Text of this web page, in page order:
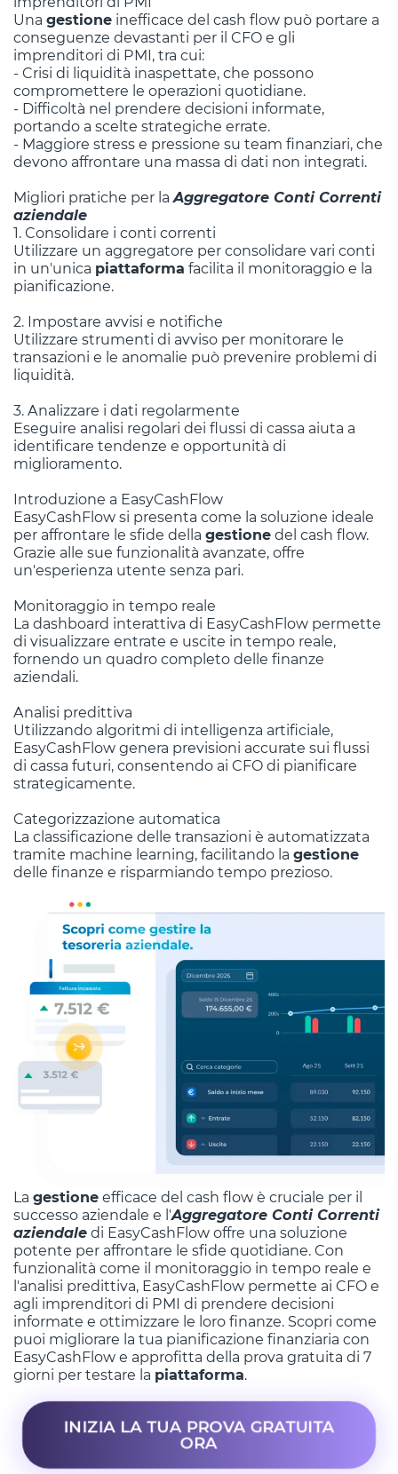
Una gestione inefficace del cash flow può portare a
conseguenze devastanti per il CFO e gli
imprenditori di PMI, tra cui:
- Crisi di liquidità inaspettate, che possono
compromettere le operazioni quotidiane.
- Difficoltà nel prendere decisioni informate,
portando a scelte strategiche errate.
- Maggiore stress e pressione su team finanziari, che
devono affrontare una massa di dati non integrati.
Migliori pratiche per laAggregatore Conti Correnti
aziendale
1. Consolidare i conti correnti
Utilizzare un aggregatore per consolidare vari conti
in un'unica piattaforma facilita il monitoraggio e la
pianificazione.
2. Impostare avvisi e notifiche
Utilizzare strumenti di avviso per monitorare le
transazioni e le anomalie può prevenire problemi di
liquidità.
3. Analizzare i dati regolarmente
Eseguire analisi regolari dei flussi di cassa aiuta a
identificare tendenze e opportunità di
miglioramento.
Introduzione a EasyCashFlow
EasyCashFlow si presenta come la soluzione ideale
per affrontare le sfide della gestione del cash flow.
Grazie alle sue funzionalità avanzate, offre
un'esperienza utente senza pari.
Monitoraggio in tempo reale
La dashboard interattiva di EasyCashFlow permette
di visualizzare entrate e uscite in tempo reale,
fornendo un quadro completo delle finanze
aziendali.
Analisi predittiva
Utilizzando algoritmi di intelligenza artificiale,
EasyCashFlow genera previsioni accurate sui flussi
di cassa futuri, consentendo ai CFO di pianificare
strategicamente.
Categorizzazione automatica
La classificazione delle transazioni è automatizzata
tramite machine learning, facilitando la gestione
delle finanze e risparmiando tempo prezioso.
La gestione efficace del cash flow è cruciale per il
successo aziendale e l'Aggregatore Conti Correnti
aziendale di EasyCashFlow offre una soluzione
potente per affrontare le sfide quotidiane. Con
funzionalità come il monitoraggio in tempo reale e
l'analisi predittiva, EasyCashFlow permette ai CFO e
agli imprenditori di PMI di prendere decisioni
informate e ottimizzare le loro finanze. Scopri come
puoi migliorare la tua pianificazione finanziaria con
EasyCashFlow e approfitta della prova gratuita di 7
giorni per testare la piattaforma.
INIZIA LA TUA PROVA GRATUITA
ORA